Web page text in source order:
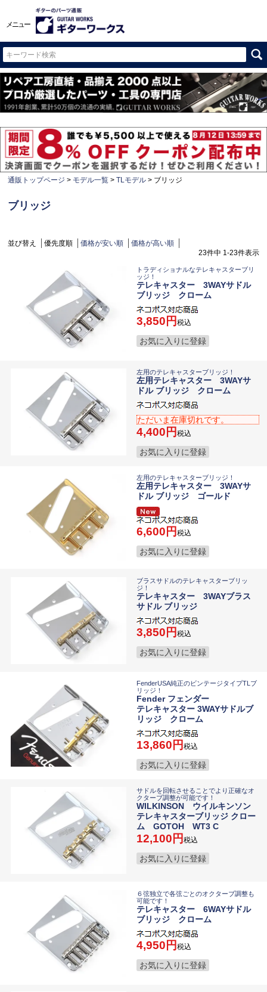
メニュー
通販トップページ モデル一覧 TLモデル ブリッジ
ブリッジ
並び替え 優先度順 価格が安い順
価格が高い順
23件中 1-23件表示
トラディショナルなテレキャスターブリ
ッジ！
テレキャスター 3WAYサドル
ブリッジ クローム
3,850 税込
お気に入りに登録
左用のテレキャスターブリッジ！
左用テレキャスター 3WAYサ
ドル ブリッジ クローム
ただいま在庫切れです。
4,400 税込
お気に入りに登録
左用のテレキャスターブリッジ！
左用テレキャスター 3WAYサ
ドル ブリッジ ゴールド
6,600 税込
お気に入りに登録
ブラスサドルのテレキャスターブリッ
ジ！
テレキャスター 3WAYブラス
サドル ブリッジ
3,850 税込
お気に入りに登録
FenderUSA純正のビンテージタイプTLブ
リッジ！
Fender フェンダー
テレキャスター 3WAYサドルブ
リッジ クローム
13,860 税込
お気に入りに登録
サドルを回転させることでより正確なオ
クターブ調整が可能です！
WILKINSON ウイルキンソン
テレキャスターブリッジ クロー
ム GOTOH WT3 C
12,100 税込
お気に入りに登録
６弦独立で各弦ごとのオクターブ調整も
可能です！
テレキャスター 6WAYサドル
ブリッジ クローム
4,950 税込
お気に入りに登録